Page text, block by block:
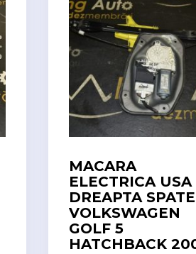
MACARA
ELECTRICA USA
DREAPTA SPATE
VOLKSWAGEN
GOLF 5
HATCHBACK